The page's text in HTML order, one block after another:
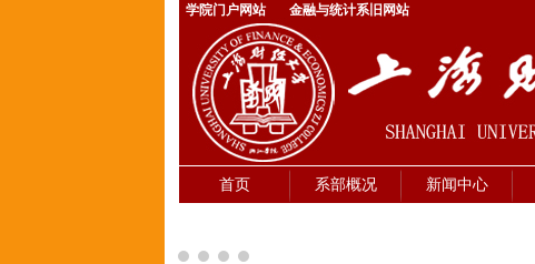
学院门户网站 金融与统计系旧网站
首页 系部概况 新闻中心